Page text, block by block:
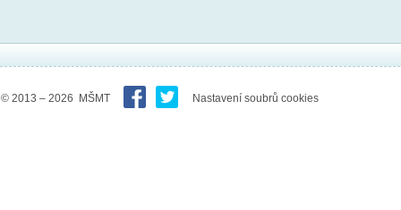
© 2013 – 2026 MŠMT Nastavení soubrů cookies